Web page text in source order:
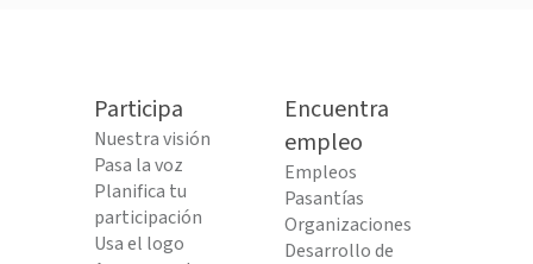
Participa
Nuestra visión
Pasa la voz
Planifica tu
participación
Usa el logo
Encuentra
empleo
Empleos
Pasantías
Organizaciones
Desarrollo de